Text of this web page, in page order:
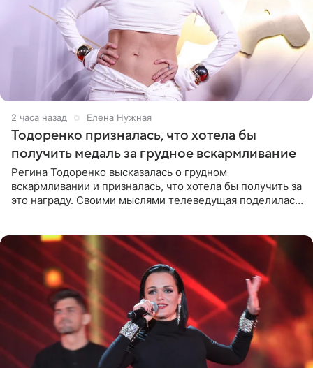
2 часа назад Елена Нужная
Тодоренко призналась, что хотела бы
получить медаль за грудное вскармливание
Регина Тодоренко высказалась о грудном
вскармливании и призналась, что хотела бы получить за
это награду. Своими мыслями телеведущая поделилась